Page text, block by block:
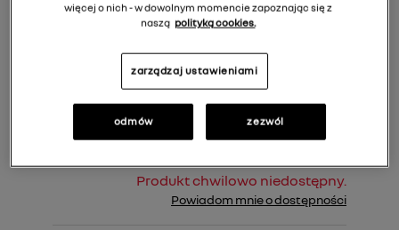
Cena rekomendowana: 400,00 zł
Do koszyka
Produkt chwilowo niedostępny.
Powiadom mnie o dostępności
więcej o nich - w dowolnym momencie zapoznając się z
naszą polityką cookies.
zarządzaj ustawieniami
odmów zezwól